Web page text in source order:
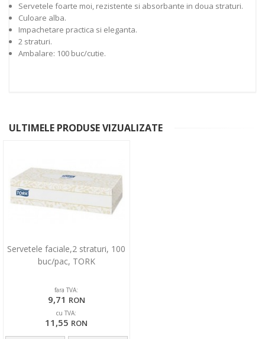
Servetele foarte moi, rezistente si absorbante in doua straturi.
Culoare alba.
Impachetare practica si eleganta.
2 straturi.
Ambalare: 100 buc/cutie.
ULTIMELE PRODUSE VIZUALIZATE
Servetele faciale,2 straturi, 100
buc/pac, TORK
fara TVA:
9,71 RON
cu TVA:
11,55 RON